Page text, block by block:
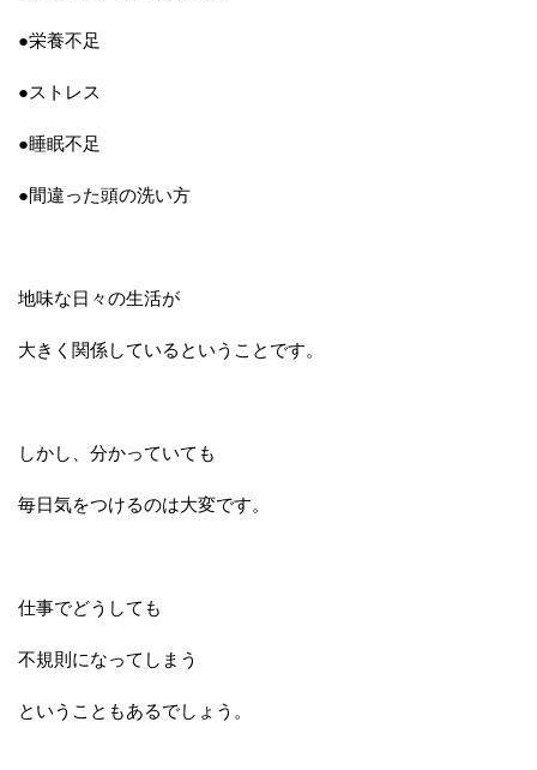
●栄養不足
●ストレス
●睡眠不足
●間違った頭の洗い方
地味な日々の生活が
大きく関係しているということです。
しかし、分かっていても
毎日気をつけるのは大変です。
仕事でどうしても
不規則になってしまう
ということもあるでしょう。